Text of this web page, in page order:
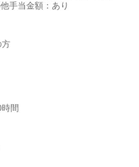
手当金額：あり